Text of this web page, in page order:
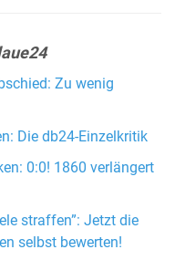
Zu wenig
Die db24-Einzelkritik
0:0! 1860 verlängert
straffen”: Jetzt die
selbst bewerten!